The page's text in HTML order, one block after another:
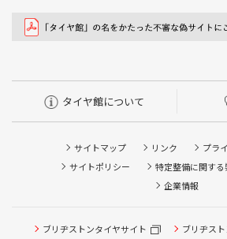
タイヤ館について
サイトマップ リンク
プラ
サイトポリシー
特定整備に関す
企業情報
ブリヂストンタイヤサイト ブリヂス